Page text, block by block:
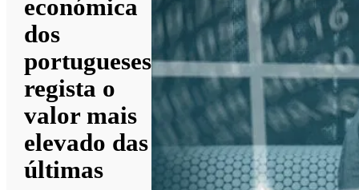
económica
dos
portugueses
regista o
valor mais
elevado das
últimas